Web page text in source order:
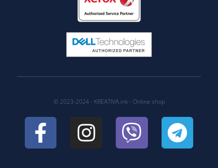
© 2023-2024 - KREATIVA.ink - Online shop